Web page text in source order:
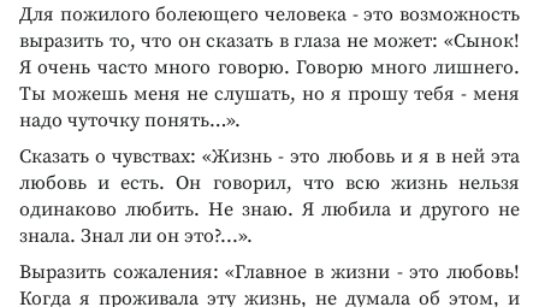
Для пожилого болеющего человека - это возможность
выразить то, что он сказать в глаза не может: «Сынок!
Я очень часто много говорю. Говорю много лишнего.
Ты можешь меня не слушать, но я прошу тебя - меня
надо чуточку понять…».
Сказать о чувствах: «Жизнь - это любовь и я в ней эта
любовь и есть. Он говорил, что всю жизнь нельзя
одинаково любить. Не знаю. Я любила и другого не
знала. Знал ли он это?...».
Выразить сожаления: «Главное в жизни - это любовь!
Когда я проживала эту жизнь, не думала об этом, и